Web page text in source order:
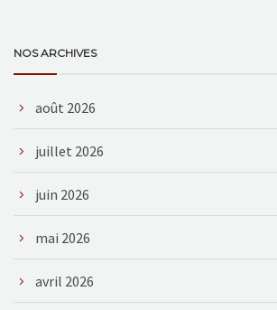
NOS ARCHIVES
août 2026
juillet 2026
juin 2026
mai 2026
avril 2026